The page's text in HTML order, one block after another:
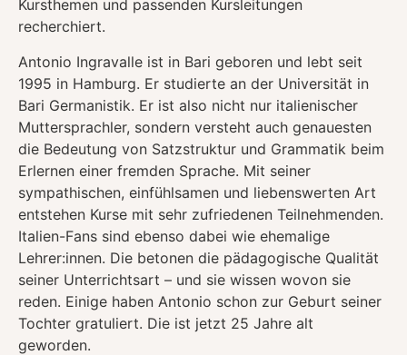
Kursthemen und passenden Kursleitungen
recherchiert.
Antonio Ingravalle ist in Bari geboren und lebt seit
1995 in Hamburg. Er studierte an der Universität in
Bari Germanistik. Er ist also nicht nur italienischer
Muttersprachler, sondern versteht auch genauesten
die Bedeutung von Satzstruktur und Grammatik beim
Erlernen einer fremden Sprache. Mit seiner
sympathischen, einfühlsamen und liebenswerten Art
entstehen Kurse mit sehr zufriedenen Teilnehmenden.
Italien-Fans sind ebenso dabei wie ehemalige
Lehrer:innen. Die betonen die pädagogische Qualität
seiner Unterrichtsart – und sie wissen wovon sie
reden. Einige haben Antonio schon zur Geburt seiner
Tochter gratuliert. Die ist jetzt 25 Jahre alt
geworden.